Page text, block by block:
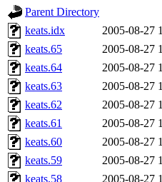
Parent Directory
keats.idx
2005-08-27
keats.65
2005-08-27
keats.64
2005-08-27
keats.63
2005-08-27
keats.62
2005-08-27
keats.61
2005-08-27
keats.60
2005-08-27
keats.59
2005-08-27
keats.58
2005-08-27